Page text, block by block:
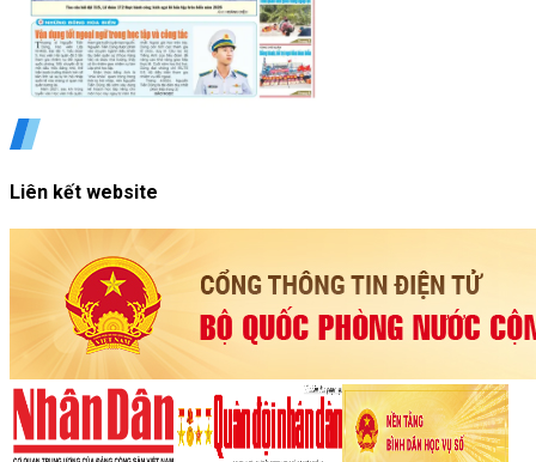
Liên kết website